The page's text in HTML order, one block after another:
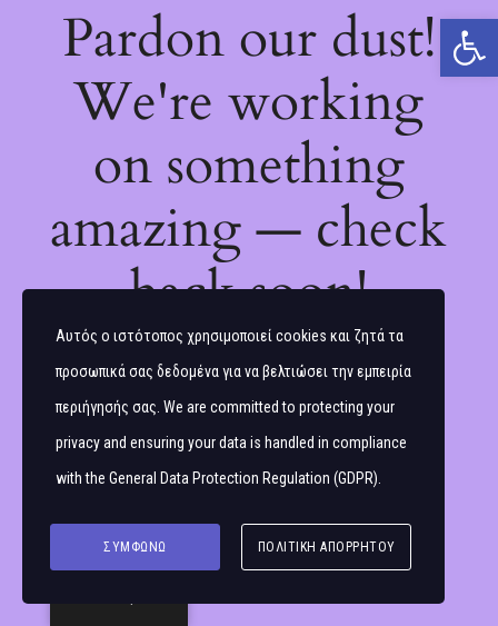
Ανοίξτε τη γραμμή εργαλείων
Pardon our dust!
We're working
on something
amazing — check
back soon!
Αυτός ο ιστότοπος χρησιμοποιεί cookies και ζητά τα
προσωπικά σας δεδομένα για να βελτιώσει την εμπειρία
περιήγησής σας. We are committed to protecting your
privacy and ensuring your data is handled in compliance
with the General Data Protection Regulation (GDPR)
ΣΥΜΦΩΝΏ ΠΟΛΙΤΙΚΉ ΑΠΟΡΡΉΤΟΥ